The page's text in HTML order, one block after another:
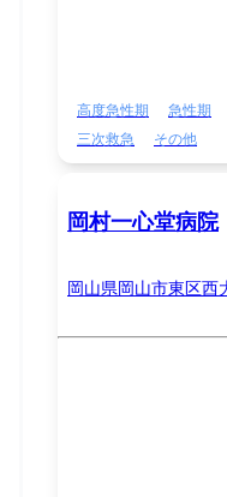
高度急性期 急性期
三次救急
その他
岡村一心堂病院
岡山県岡山市東区西